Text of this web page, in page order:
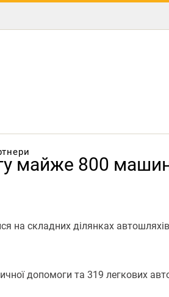
майже 800
на складних ділянках
допомоги та 319 легкових